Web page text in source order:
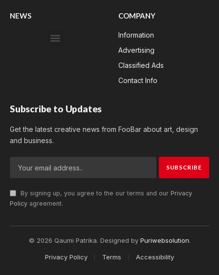
NEWS COMPANY
Information
Advertising
Classified Ads
Contact Info
Subscribe to Updates
Get the latest creative news from FooBar about art, design
and business.
By signing up, you agree to the our terms and our Privacy
Policy agreement.
© 2026 Qaumi Patrika. Designed by Puriwebsolution.
Privacy Policy Terms Accessibility